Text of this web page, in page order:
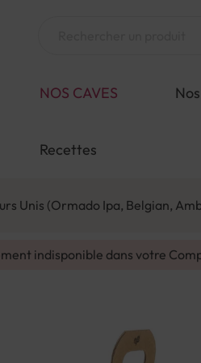
NOS CAVES
Recettes
Unis (Ormado Ipa, Belgian,
indisponible dans votre